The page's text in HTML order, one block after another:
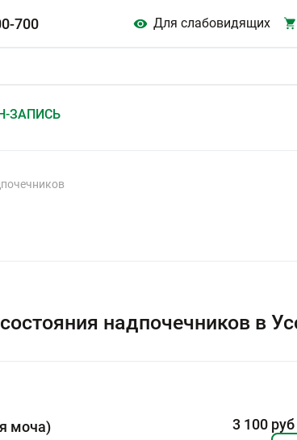
700 Для слабовидящих
ЗАПИСЬ
надпочечников в
моча) 3 100 руб